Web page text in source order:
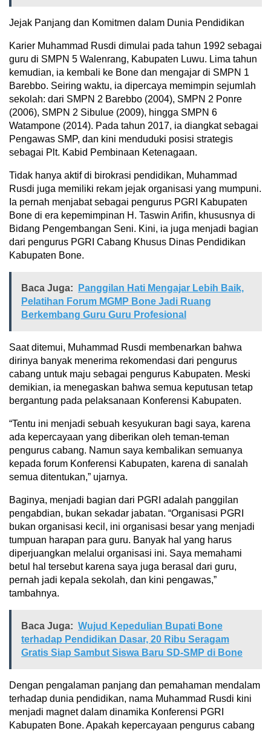
Jejak Panjang dan Komitmen dalam Dunia Pendidikan
Karier Muhammad Rusdi dimulai pada tahun 1992 sebagai
guru di SMPN 5 Walenrang, Kabupaten Luwu. Lima tahun
kemudian, ia kembali ke Bone dan mengajar di SMPN 1
Barebbo. Seiring waktu, ia dipercaya memimpin sejumlah
sekolah: dari SMPN 2 Barebbo (2004), SMPN 2 Ponre
(2006), SMPN 2 Sibulue (2009), hingga SMPN 6
Watampone (2014). Pada tahun 2017, ia diangkat sebagai
Pengawas SMP, dan kini menduduki posisi strategis
sebagai Plt. Kabid Pembinaan Ketenagaan.
Tidak hanya aktif di birokrasi pendidikan, Muhammad
Rusdi juga memiliki rekam jejak organisasi yang mumpuni.
Ia pernah menjabat sebagai pengurus PGRI Kabupaten
Bone di era kepemimpinan H. Taswin Arifin, khususnya di
Bidang Pengembangan Seni. Kini, ia juga menjadi bagian
dari pengurus PGRI Cabang Khusus Dinas Pendidikan
Kabupaten Bone.
Baca Juga:
Panggilan Hati Mengajar Lebih Baik,
Pelatihan Forum MGMP Bone Jadi Ruang
Berkembang Guru Guru Profesional
Saat ditemui, Muhammad Rusdi membenarkan bahwa
dirinya banyak menerima rekomendasi dari pengurus
cabang untuk maju sebagai pengurus Kabupaten. Meski
demikian, ia menegaskan bahwa semua keputusan tetap
bergantung pada pelaksanaan Konferensi Kabupaten.
“Tentu ini menjadi sebuah kesyukuran bagi saya, karena
ada kepercayaan yang diberikan oleh teman-teman
pengurus cabang. Namun saya kembalikan semuanya
kepada forum Konferensi Kabupaten, karena di sanalah
semua ditentukan,” ujarnya.
Baginya, menjadi bagian dari PGRI adalah panggilan
pengabdian, bukan sekadar jabatan. “Organisasi PGRI
bukan organisasi kecil, ini organisasi besar yang menjadi
tumpuan harapan para guru. Banyak hal yang harus
diperjuangkan melalui organisasi ini. Saya memahami
betul hal tersebut karena saya juga berasal dari guru,
pernah jadi kepala sekolah, dan kini pengawas,”
tambahnya.
Baca Juga: Wujud Kepedulian Bupati Bone
terhadap Pendidikan Dasar, 20 Ribu Seragam
Gratis Siap Sambut Siswa Baru SD-SMP di Bone
Dengan pengalaman panjang dan pemahaman mendalam
terhadap dunia pendidikan, nama Muhammad Rusdi kini
menjadi magnet dalam dinamika Konferensi PGRI
Kabupaten Bone. Apakah kepercayaan pengurus cabang